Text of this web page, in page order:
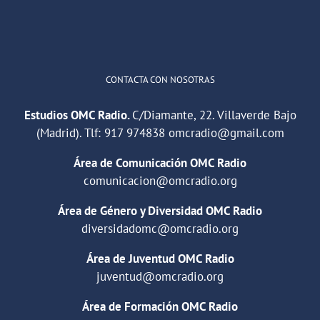
CONTACTA CON NOSOTRAS
Estudios OMC Radio.C/Diamante, 22. Villaverde Bajo
(Madrid). Tlf: 917 974838 omcradio@gmail.com
Área de Comunicación OMC Radio
comunicacion@omcradio.org
Área de Género y Diversidad OMC Radio
diversidadomc@omcradio.org
Área de Juventud OMC Radio
juventud@omcradio.org
Área de Formación OMC Radio